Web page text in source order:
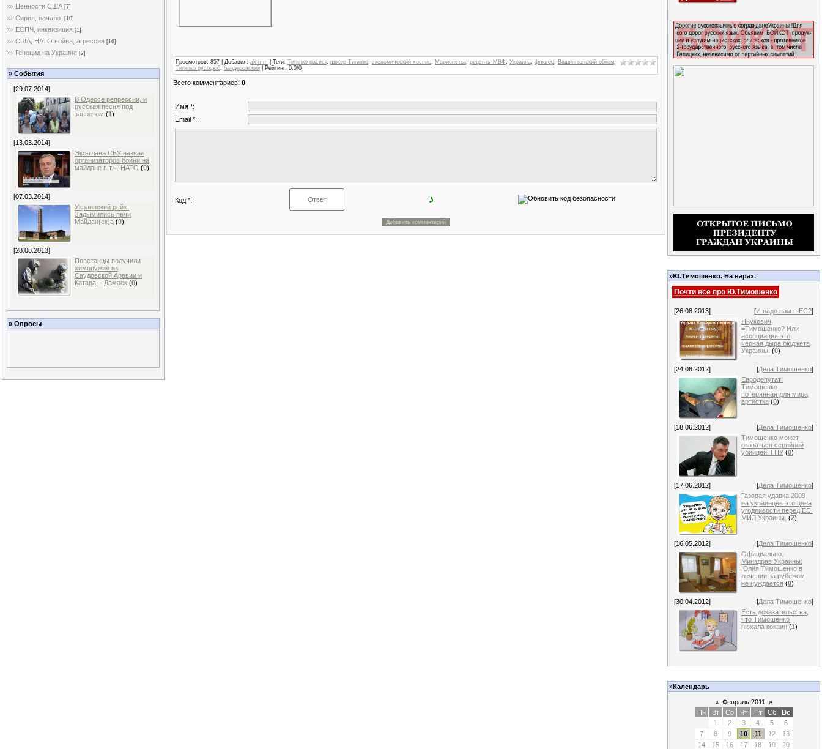
Ценности США [7]
Сирия, начало. [10]
ЕСПЧ, инквизиция [1]
США, НАТО война, агрессия [16]
Геноцид на Украине [2]
» События
[29.07.2014]
В Одессе репрессии, и
русская песня под
запретом (1)
[13.03.2014]
Экс-глава СБУ назвал
организаторов бойни на
майдане в т.ч. НАТО (0)
[07.03.2014]
Украинский рейх.
Задымились печи
Майдан(ек)а (0)
[28.08.2013]
Повстанцы получили
химоружие из
Саудовской Аравии и
Катара, - Дамаск (0)
» Опросы
Просмотров: 857 | Добавил: ak-mm Теги: Тигипко расист, шокер Тигипко экономический хоспис Марионетка рецепты МВФ Украина флюгер Вашингтонский обком
Тигипко русофоб бандеровский Рейтинг: 0.0/0
Всего комментариев: 0
Имя *:
Email *:
Код *:
»Ю.Тимошенко. На нарах.
Почти всё про Ю.Тимошенко
[26.08.2013] [И надо нам в ЕС?]
Янукович
=Тимошенко? Или
ассоциация это
чёрная дыра бюджета
Украины. (0)
[24.06.2012] [Дела Тимошенко]
Евродепутат:
Тимошенко –
потерянная для мира
артистка (0)
[18.06.2012] [Дела Тимошенко]
Тимошенко может
оказаться серийной
убийцей. ГПУ (0)
[17.06.2012] [Дела Тимошенко]
Газовая удавка 2009
на украинцев это цена
угодливости перед ЕС.
МИД Украины. (2)
[16.05.2012] [Дела Тимошенко]
Официально.
Минздрав Украины:
Юлия Тимошенко в
лечении за рубежом
не нуждается (0)
[30.04.2012] [Дела Тимошенко]
Есть доказательства,
что Тимошенко
нюхала кокаин (1)
»Календарь
« Февраль 2011
»
Пн
Вт Ср Чт Пт Сб
Вс
1
2 3 4 5
6
7
8 9 10 11 12
13
14
15 16 17 18 19 20